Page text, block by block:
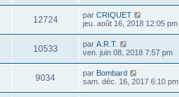
12724 par CRIQUET
jeu. août 16, 2018 12:05 pm
10533 par A.R.T.
ven. juin 08, 2018 7:57 pm
9034 par Bombard
sam. déc. 16, 2017 6:10 pm